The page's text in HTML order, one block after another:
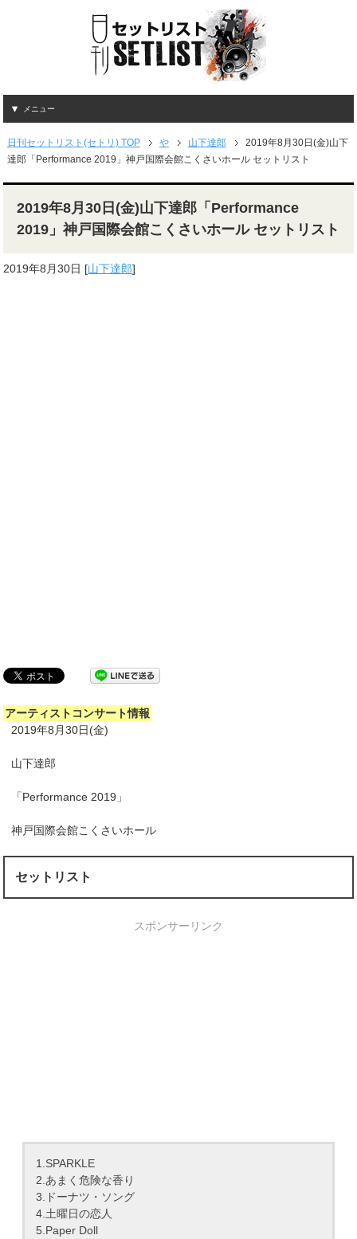
メニュー
日刊セットリスト(セトリ) TOP や 山下達郎
2019年8月30日(金)山下
達郎「Performance 2019」神戸国際会館こくさいホール セットリスト
2019年8月30日(金)山下達郎「Performance
2019」神戸国際会館こくさいホール セットリスト
2019年8月30日 [山下達郎]
アーティストコンサート情報
2019年8月30日(金)
山下達郎
「Performance 2019」
神戸国際会館こくさいホール
セットリスト
スポンサーリンク
1.SPARKLE
2.あまく危険な香り
3.ドーナツ・ソング
4.土曜日の恋人
5.Paper Doll